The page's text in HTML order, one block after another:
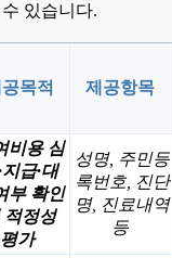
있습니다.
목적 제공항목
비용 심
지급·대
부 확인
적정성
평가
성명, 주민등
록번호, 진단
명, 진료내역
등